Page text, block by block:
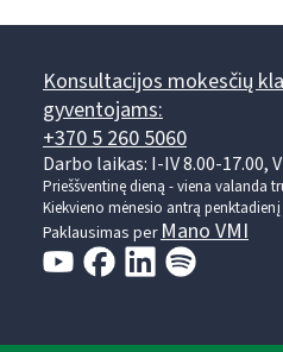
Konsultacijos mokesčių
gyventojams:
+370 5 260 5060
Darbo laikas: I-IV 8.00-17.00,
Prieššventinę dieną - viena valanda
Kiekvieno mėnesio antrą penktadienį
Paklausimas per Mano VMI